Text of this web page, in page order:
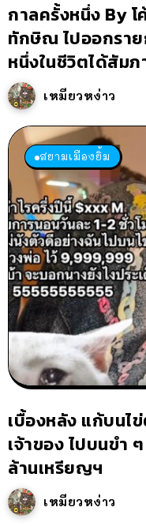
กาลครั้งหนึ่ง By
ทักษิณ ไปออกราย
หนึ่งในชีวิตได้สัม
เหมียวหง่าว
สยามเมืองยิ้ม
เบื้องหลัง แก้บนไ
เจ้าของ ไปบนขำ
ล้านเหรียญฯ
เหมียวหง่าว